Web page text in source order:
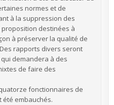
normes et de
à la suppression des
destinées à
à préserver la qualité de
rapports divers seront
demandera à des
de faire des
fonctionnaires de
été embauchés.